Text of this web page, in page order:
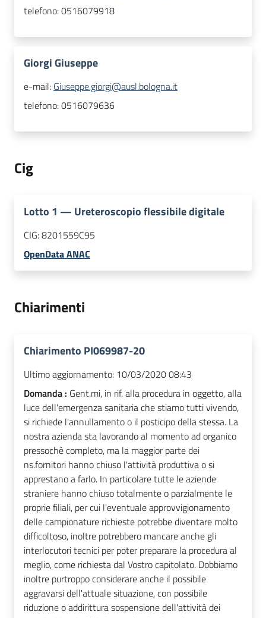
telefono:0516079918
Giorgi Giuseppe
e-mail: Giuseppe.giorgi@ausl.bologna.it
telefono:0516079636
Cig
Lotto 1 — Ureteroscopio flessibile digitale
CIG:8201559C95
OpenData ANAC
Chiarimenti
Chiarimento PI069987-20
Ultimo aggiornamento: 10/03/2020 08:43
Domanda : Gent.mi, in rif. alla procedura in oggetto, alla
luce dell'emergenza sanitaria che stiamo tutti vivendo,
si richiede l'annullamento o il posticipo della stessa. La
nostra azienda sta lavorando al momento ad organico
pressochè completo, ma la maggior parte dei
ns.fornitori hanno chiuso l'attività produttiva o si
apprestano a farlo. In particolare tutte le aziende
straniere hanno chiuso totalmente o parzialmente le
proprie filiali, per cui l'eventuale approvvigionamento
delle campionature richieste potrebbe diventare molto
difficoltoso, inoltre potrebbero mancare anche gli
interlocutori tecnici per poter preparare la procedura al
meglio, come richiesta dal Vostro capitolato. Dobbiamo
inoltre purtroppo considerare anche il possibile
aggravarsi dell'attuale situazione, con possibile
riduzione o addirittura sospensione dell'attività dei